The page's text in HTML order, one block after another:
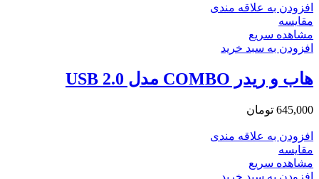
افزودن به علاقه مندی
مقایسه
مشاهده سریع
افزودن به سبد خرید
هاب و ریدر COMBO مدل USB 2.0
645,000 تومان
افزودن به علاقه مندی
مقایسه
مشاهده سریع
افزودن به سبد خرید